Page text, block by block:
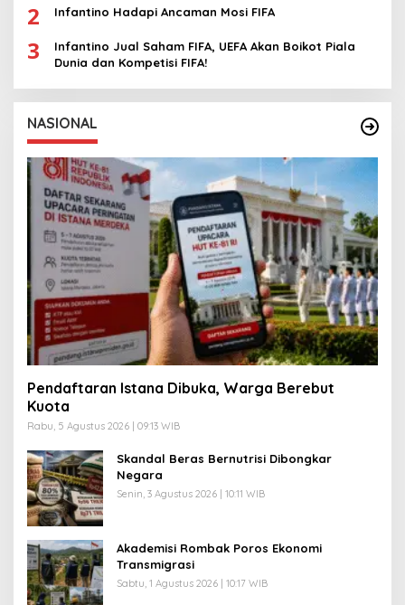
2 Infantino Hadapi Ancaman Mosi FIFA
3
Infantino Jual Saham FIFA, UEFA Akan Boikot Piala
Dunia dan Kompetisi FIFA!
NASIONAL
Pendaftaran Istana Dibuka, Warga Berebut
Kuota
Rabu, 5 Agustus 2026 | 09:13 WIB
Skandal Beras Bernutrisi Dibongkar
Negara
Senin, 3 Agustus 2026 | 10:11 WIB
Akademisi Rombak Poros Ekonomi
Transmigrasi
Sabtu, 1 Agustus 2026 | 10:17 WIB